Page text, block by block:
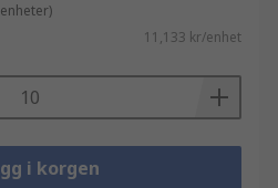
11,133 kr/enhet
i korgen